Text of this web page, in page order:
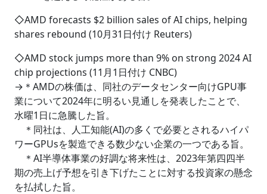
◇AMD forecasts $2 billion sales of AI chips, helping
shares rebound (10月31日付け Reuters)
◇AMD stock jumps more than 9% on strong 2024 AI
chip projections (11月1日付け CNBC)
→＊AMDの株価は、同社のデータセンター向けGPU事
業について2024年に明るい見通しを発表したことで、
水曜1日に急騰した旨。
＊同社は、人工知能(AI)の多くで必要とされるハイパ
ワーGPUsを製造できる数少ない企業の一つである旨。
＊AI半導体事業の好調な将来性は、2023年第四四半
期の売上げ予想を引き下げたことに対する投資家の懸念
を払拭した旨。